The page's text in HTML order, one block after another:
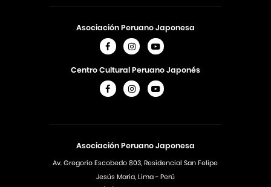
Asociación Peruano Japonesa
Av. Gregorio Escobedo 803, Residencial San Felipe
Jesús Maria, Lima - Perú
Asociación Peruano Japonesa
Centro Cultural Peruano Japonés